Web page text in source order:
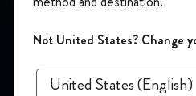
ロ・ピカソ」
の時代を超
ール・アウトレッ
Moleskineアカウント
ァーや会員特典、さ
レーションを手に
Not United States? Change